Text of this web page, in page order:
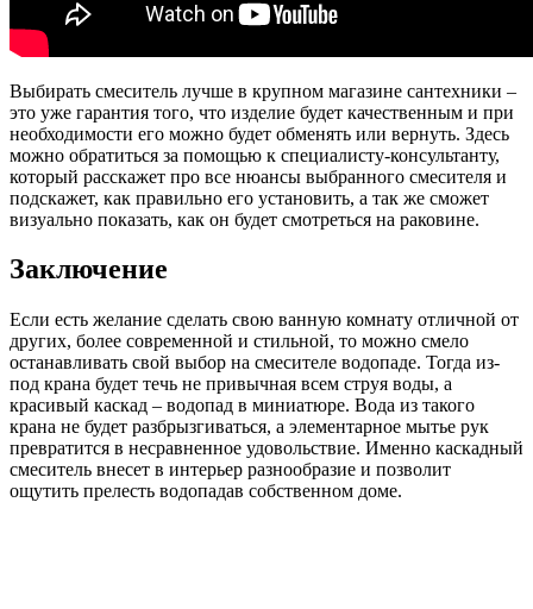
Выбирать смеситель лучше в крупном магазине сантехники –
это уже гарантия того, что изделие будет качественным и при
необходимости его можно будет обменять или вернуть. Здесь
можно обратиться за помощью к специалисту-консультанту,
который расскажет про все нюансы выбранного смесителя и
подскажет, как правильно его установить, а так же сможет
визуально показать, как он будет смотреться на раковине.
Заключение
Если есть желание сделать свою ванную комнату отличной от
других, более современной и стильной, то можно смело
останавливать свой выбор на смесителе водопаде. Тогда из-
под крана будет течь не привычная всем струя воды, а
красивый каскад – водопад в миниатюре. Вода из такого
крана не будет разбрызгиваться, а элементарное мытье рук
превратится в несравненное удовольствие. Именно каскадный
смеситель внесет в интерьер разнообразие и позволит
ощутить прелесть водопадав собственном доме.